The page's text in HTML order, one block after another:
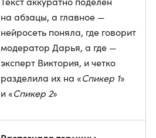
на абзацы, а главное —
нейросеть поняла, где говорит
модератор Дарья, а где —
эксперт Виктория, и четко
разделила их на «Спикер 1»
и «Спикер 2»